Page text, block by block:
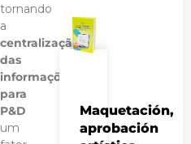
tornando
a
centralização
das
informações
para
P&D
um
Maquetación,
aprobación